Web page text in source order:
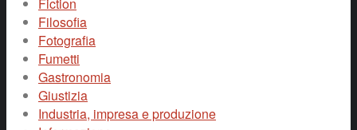
Filosofia
Fotografia
Fumetti
Gastronomia
Giustizia
Industria, impresa e produzione